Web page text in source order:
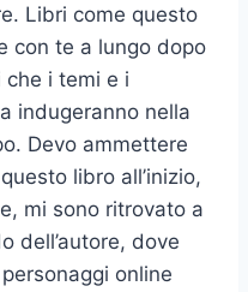
Libri come questo
con te a lungo dopo
i temi e i
indugeranno nella
Devo ammettere
libro all’inizio,
mi sono ritrovato a
dell’autore, dove
online